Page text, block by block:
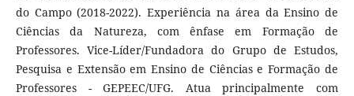
do Campo (2018-2022). Experiência na área da Ensino de
Ciências da Natureza, com ênfase em Formação de
Professores. Vice-Líder/Fundadora do Grupo de Estudos,
Pesquisa e Extensão em Ensino de Ciências e Formação de
Professores - GEPEEC/UFG. Atua principalmente com